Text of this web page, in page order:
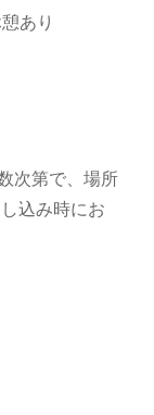
あり
次第で、場所
込み時にお